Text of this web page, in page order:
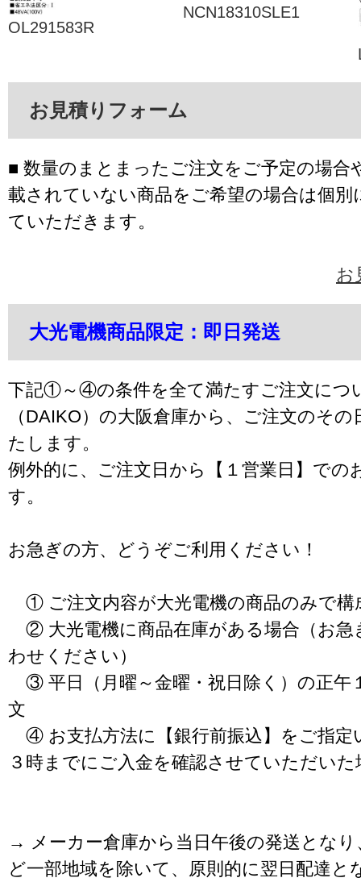
OL291583R
NCN18310SLE1
お見積りフォーム
■ 数量のまとまったご注文をご予定の場合
載されていない商品をご希望の場合は個別
ていただきます。
お
大光電機商品限定：即日発送
下記①～④の条件を全て満たすご注文につ
（DAIKO）の大阪倉庫から、ご注文のそ
たします。
例外的に、ご注文日から【１営業日】での
す。
お急ぎの方、どうぞご利用ください！
① ご注文内容が大光電機の商品のみで構
② 大光電機に商品在庫がある場合（お急
わせください）
③ 平日（月曜～金曜・祝日除く）の正午
文
④ お支払方法に【銀行前振込】をご指定
３時までにご入金を確認させていただいた
→ メーカー倉庫から当日午後の発送となり
ど一部地域を除いて、原則的に翌日配達と